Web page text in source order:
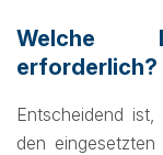
Welche
erforderlich?
Entscheidend
den